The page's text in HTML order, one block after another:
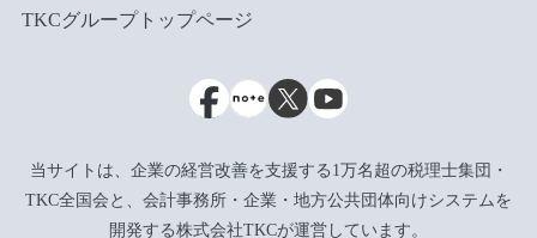
TKCグループトップページ
当サイトは、企業の経営改善を支援する1万名超の税理士集団・
TKC全国会と、会計事務所・企業・地方公共団体向けシステムを
開発する株式会社TKCが運営しています。